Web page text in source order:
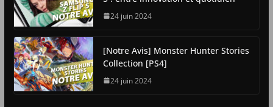
24 juin 2024
[Notre Avis] Monster Hunter Stories
Collection [PS4]
24 juin 2024